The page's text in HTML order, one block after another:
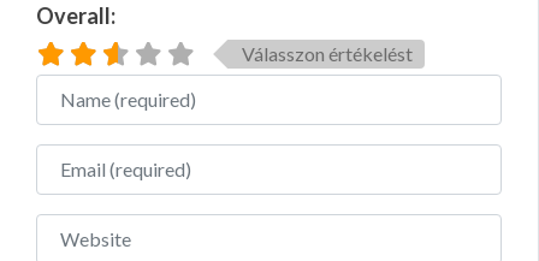
Overall:
Válasszon értékelést
Name
Email
Website